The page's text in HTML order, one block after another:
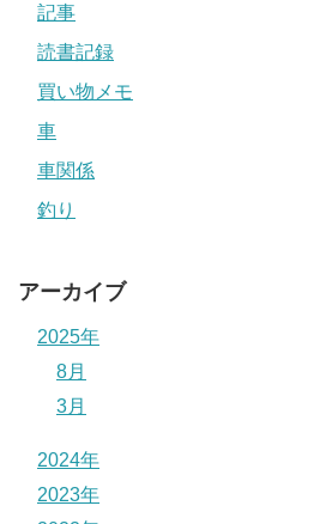
記事
読書記録
買い物メモ
車
車関係
釣り
アーカイブ
2025年
8月
3月
2024年
2023年